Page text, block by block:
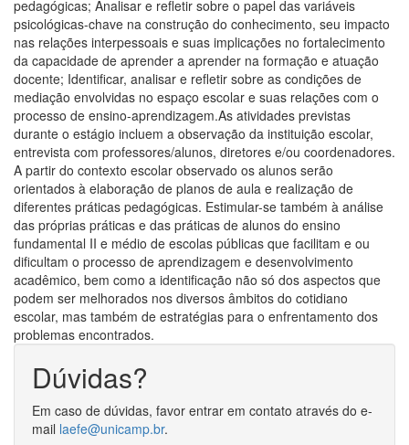
pedagógicas; Analisar e refletir sobre o papel das variáveis
psicológicas-chave na construção do conhecimento, seu impacto
nas relações interpessoais e suas implicações no fortalecimento
da capacidade de aprender a aprender na formação e atuação
docente; Identificar, analisar e refletir sobre as condições de
mediação envolvidas no espaço escolar e suas relações com o
processo de ensino-aprendizagem.As atividades previstas
durante o estágio incluem a observação da instituição escolar,
entrevista com professores/alunos, diretores e/ou coordenadores.
A partir do contexto escolar observado os alunos serão
orientados à elaboração de planos de aula e realização de
diferentes práticas pedagógicas. Estimular-se também à análise
das próprias práticas e das práticas de alunos do ensino
fundamental II e médio de escolas públicas que facilitam e ou
dificultam o processo de aprendizagem e desenvolvimento
acadêmico, bem como a identificação não só dos aspectos que
podem ser melhorados nos diversos âmbitos do cotidiano
escolar, mas também de estratégias para o enfrentamento dos
problemas encontrados.
Dúvidas?
Em caso de dúvidas, favor entrar em contato através do e-
mail laefe@unicamp.br.